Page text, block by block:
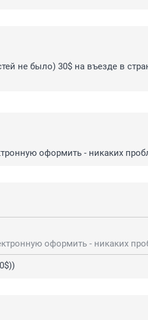
не было) 30$ на въезде в
оформить - никаких
оформить - никаких